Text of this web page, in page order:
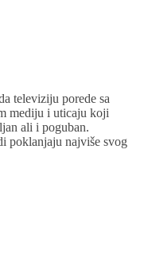
televiziju porede sa
mediju i uticaju koji
ali i poguban.
poklanjaju najviše svog